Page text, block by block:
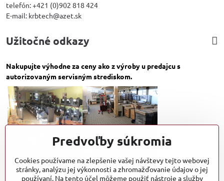
telefón: +421 (0)902 818 424
E-mail: krbtech@azet.sk
Užitočné odkazy
Nakupujte výhodne za ceny ako z výroby u predajcu s
autorizovaným servisným strediskom.
Predvoľby súkromia
Cookies používame na zlepšenie vašej návštevy tejto webovej
stránky, analýzu jej výkonnosti a zhromažďovanie údajov o jej
používaní. Na tento účel môžeme použiť nástroje a služby